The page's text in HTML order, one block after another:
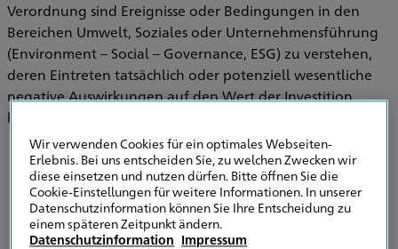
Verordnung sind Ereignisse oder Bedingungen in den
Bereichen Umwelt, Soziales oder Unternehmensführung
(Environment – Social – Governance, ESG) zu verstehen,
deren Eintreten tatsächlich oder potenziell wesentliche
negative Auswirkungen auf den Wert der Investition
haben können.
Informationen zu Strategien zur
Einbeziehung von Nachhaltigkeitsrisiken in
der Versicherungsberatung
Wir verwenden Cookies für ein optimales Webseiten-
Erlebnis. Bei uns entscheiden Sie, zu welchen Zwecken wir
diese einsetzen und nutzen dürfen. Bitte öffnen Sie die
Cookie-Einstellungen für weitere Informationen. In unserer
Datenschutzinformation können Sie Ihre Entscheidung zu
einem späteren Zeitpunkt ändern.
Datenschutzinformation Impressum